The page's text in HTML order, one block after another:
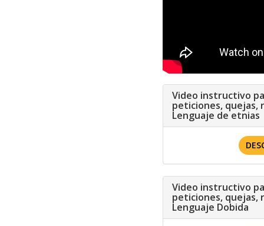
Video instructivo
peticiones, quejas,
Lenguaje de etnias
Video instructivo
peticiones, quejas,
Lenguaje Dobida